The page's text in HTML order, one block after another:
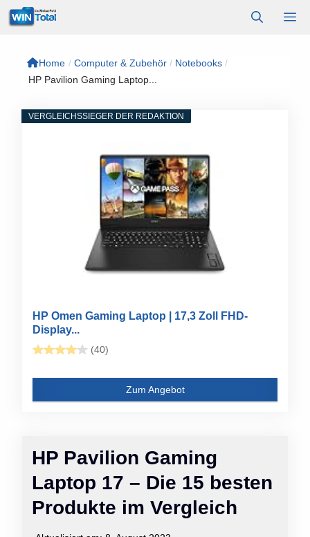
Zum
Inhalt
Home / Computer & Zubehör / Notebooks /
HP Pavilion Gaming Laptop...
HP Pavilion Gaming
Laptop 17 – Die 15 besten
Produkte im Vergleich
VERGLEICHSSIEGER DER REDAKTION
HP Omen Gaming Laptop | 17,3 Zoll FHD-
Display...
(40)
Zum Angebot